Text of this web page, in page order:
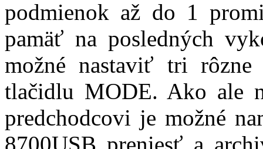
podmienok až do 1
pamäť na posledných
možné nastaviť tri
tlačidlu MODE. Ako ale
predchodcovi je možné
8700USB preniesť a